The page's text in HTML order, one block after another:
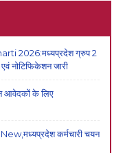
2026:मध्यप्रदेश ग्रुप 2
नोटिफिकेशन जारी
आवेदकों के लिए
कर्मचारी चयन